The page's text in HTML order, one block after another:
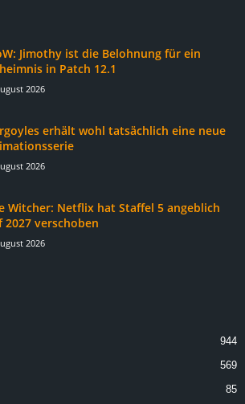
Jimothy ist die Belohnung für ein
in Patch 12.1
2026
erhält wohl tatsächlich eine neue
2026
Witcher: Netflix hat Staffel 5 angeblich
2027 verschoben
2026
944
569
85